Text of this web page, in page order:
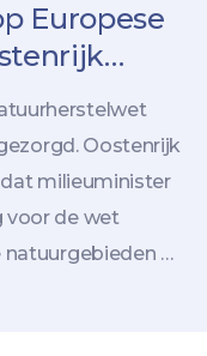
Europese
Oostenrijk
milieuminister
voor de wet
wil